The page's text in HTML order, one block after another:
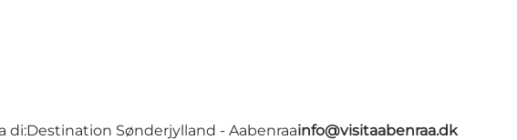
di:Destination Sønderjylland - Aabenraainfo@visitaabenraa.dk